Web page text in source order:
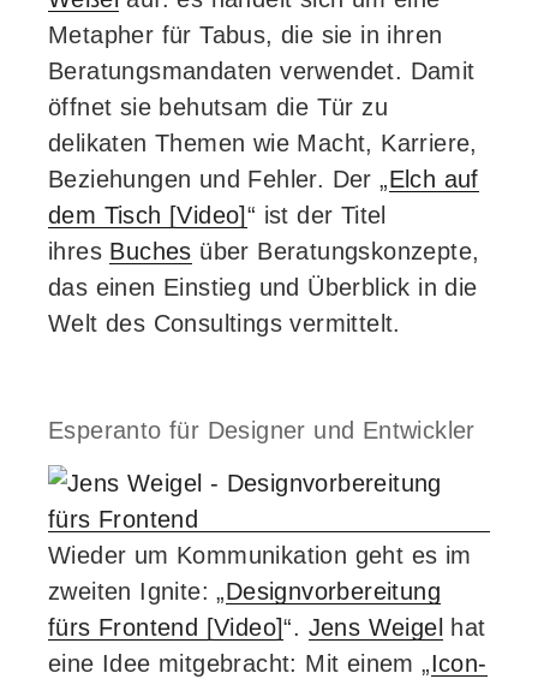
Metapher für Tabus, die sie in ihren
Beratungsmandaten verwendet. Damit
öffnet sie behutsam die Tür zu
delikaten Themen wie Macht, Karriere,
Beziehungen und Fehler. Der „Elch auf
dem Tisch [Video]“ ist der Titel
ihres Buches über Beratungskonzepte,
das einen Einstieg und Überblick in die
Welt des Consultings vermittelt.
Esperanto für Designer und Entwickler
Wieder um Kommunikation geht es im
zweiten Ignite: „Designvorbereitung
fürs Frontend [Video]“. Jens Weigel
hat
eine Idee mitgebracht: Mit einem „Icon-